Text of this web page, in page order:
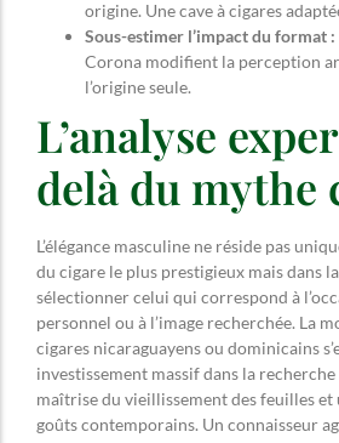
origine. Une cave à cigares
Sous-estimer l’impact du format :
Corona modifient la perception
l’origine seule.
L’analyse
delà du mythe
L’élégance masculine ne réside pas
du cigare le plus prestigieux mais dans
sélectionner celui qui correspond à
personnel ou à l’image recherchée. La
cigares nicaraguayens ou dominicains
investissement massif dans la
maîtrise du vieillissement des feuilles et
goûts contemporains. Un connaisseur